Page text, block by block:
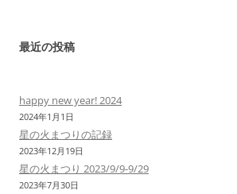
ョ
ン
最近の投稿
happy new year! 2024
2024年1月1日
星の火まつりの記録
2023年12月19日
星の火まつり 2023/9/9-9/29
2023年7月30日